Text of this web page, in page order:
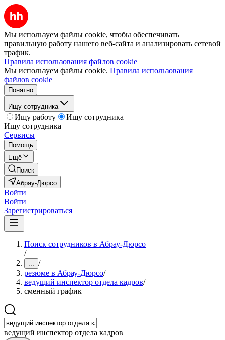
Мы используем файлы cookie, чтобы обеспечивать
правильную работу нашего веб-сайта и анализировать сетевой
трафик.
Правила использования файлов cookie
Мы используем файлы cookie. Правила использования
файлов cookie
Понятно
Ищу сотрудника
Ищу работу
Ищу сотрудника
Ищу сотрудника
Сервисы
Помощь
Ещё
Поиск
Абрау-Дюрсо
Войти
Войти
Зарегистрироваться
Поиск сотрудников в Абрау-Дюрсо
/
... /
резюме в Абрау-Дюрсо/
ведущий инспектор отдела кадров/
сменный график
ведущий инспектор отдела кадров